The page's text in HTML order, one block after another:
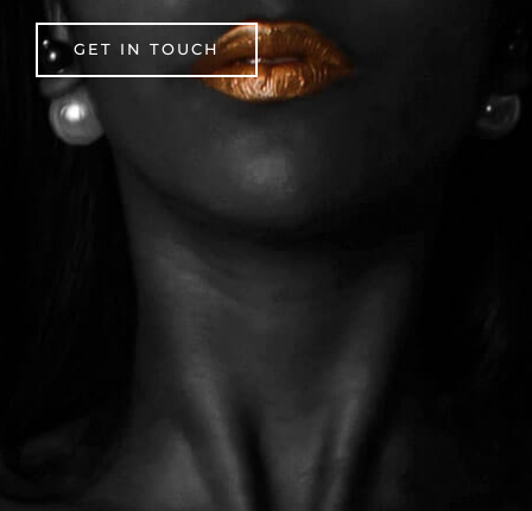
GET IN TOUCH